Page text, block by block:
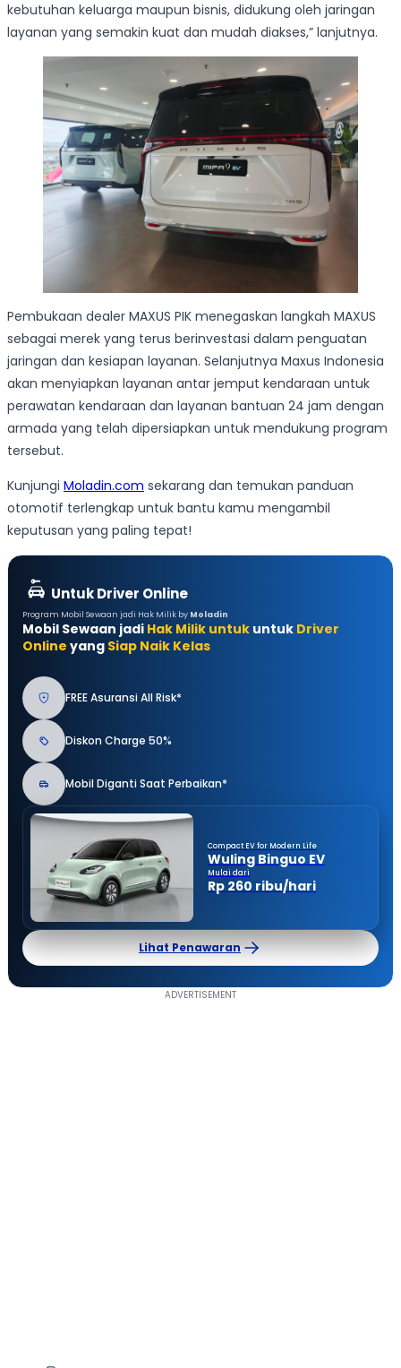
kebutuhan keluarga maupun bisnis, didukung oleh jaringan
layanan yang semakin kuat dan mudah diakses,” lanjutnya.
Pembukaan dealer MAXUS PIK menegaskan langkah MAXUS
sebagai merek yang terus berinvestasi dalam penguatan
jaringan dan kesiapan layanan. Selanjutnya Maxus Indonesia
akan menyiapkan layanan antar jemput kendaraan untuk
perawatan kendaraan dan layanan bantuan 24 jam dengan
armada yang telah dipersiapkan untuk mendukung program
tersebut.
Kunjungi Moladin.com sekarang dan temukan panduan
otomotif terlengkap untuk bantu kamu mengambil
keputusan yang paling tepat!
Untuk Driver Online
Program Mobil Sewaan jadi Hak Milik by Moladin
Mobil Sewaan jadi Hak Milik untuk untuk Driver
Online yang Siap Naik Kelas
FREE Asuransi All Risk*
Diskon Charge 50%
Mobil Diganti Saat Perbaikan*
Compact EV for Modern Life
Wuling Binguo EV
Mulai dari
Rp 260 ribu/hari
Lihat Penawaran